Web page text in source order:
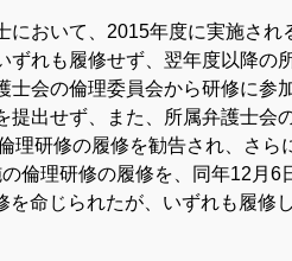
において、2015年度に実施され
ずれも履修せず、翌年度以降の
会の倫理委員会から研修に参
提出せず、また、所属弁護士会
研修の履修を勧告され、さら
倫理研修の履修を、同年12月6
命じられたが、いずれも履修